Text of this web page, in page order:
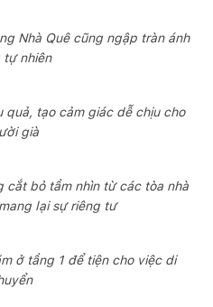
Nhà Quê cũng ngập tràn ánh
tự nhiên
quả, tạo cảm giác dễ chịu cho
già
cắt bỏ tầm nhìn từ các tòa nhà
lại sự riêng tư
ở tầng 1 để tiện cho việc di